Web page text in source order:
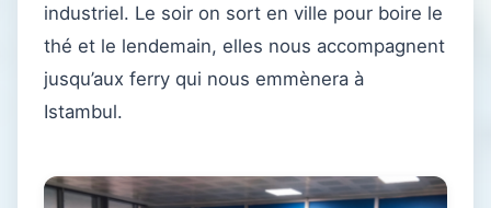
industriel. Le soir on sort en ville pour boire le
thé et le lendemain, elles nous accompagnent
jusqu’aux ferry qui nous emmènera à
Istambul.